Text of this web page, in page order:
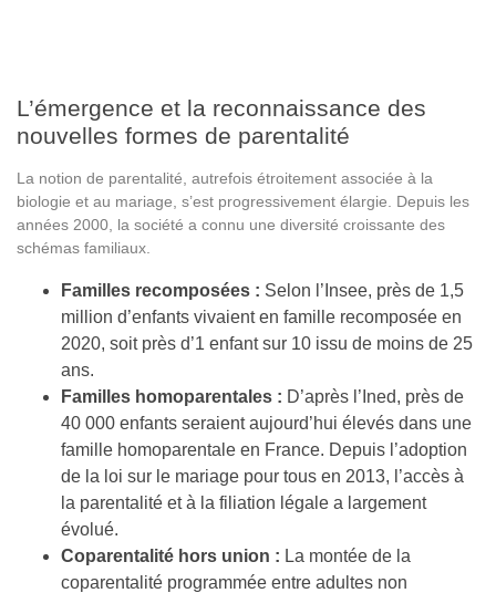
L’émergence et la reconnaissance des
nouvelles formes de parentalité
La notion de parentalité, autrefois étroitement associée à la
biologie et au mariage, s’est progressivement élargie. Depuis les
années 2000, la société a connu une diversité croissante des
schémas familiaux.
Familles recomposées : Selon l’Insee, près de 1,5
million d’enfants vivaient en famille recomposée en
2020, soit près d’1 enfant sur 10 issu de moins de 25
ans.
Familles homoparentales : D’après l’Ined, près de
40 000 enfants seraient aujourd’hui élevés dans une
famille homoparentale en France. Depuis l’adoption
de la loi sur le mariage pour tous en 2013, l’accès à
la parentalité et à la filiation légale a largement
évolué.
Coparentalité hors union : La montée de la
coparentalité programmée entre adultes non